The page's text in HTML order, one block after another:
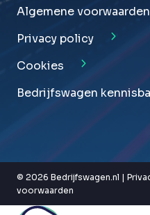
Algemene voorwaarden
Privacy policy
Cookies
Bedrijfswagen
© 2026 Bedrijfswagen.nl |
voorwaarden